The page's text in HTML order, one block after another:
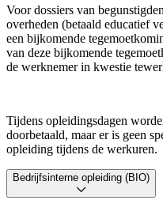
Voor dossiers van
overheden (betaald educatief
een bijkomende
van deze bijkomende
de werknemer in kwestie
Tijdens opleidingsdagen
doorbetaald, maar er is geen
opleiding tijdens de werkuren.
Bedrijfsinterne opleiding (BIO)